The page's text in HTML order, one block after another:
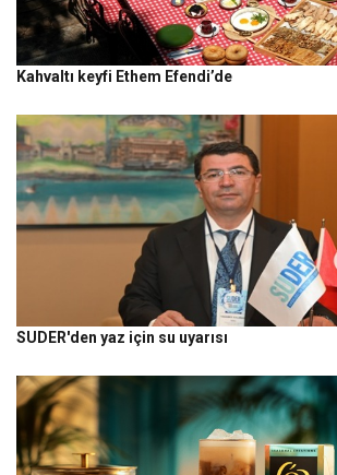
Kahvaltı keyfi Ethem Efendi’de
SUDER'den yaz için su uyarısı